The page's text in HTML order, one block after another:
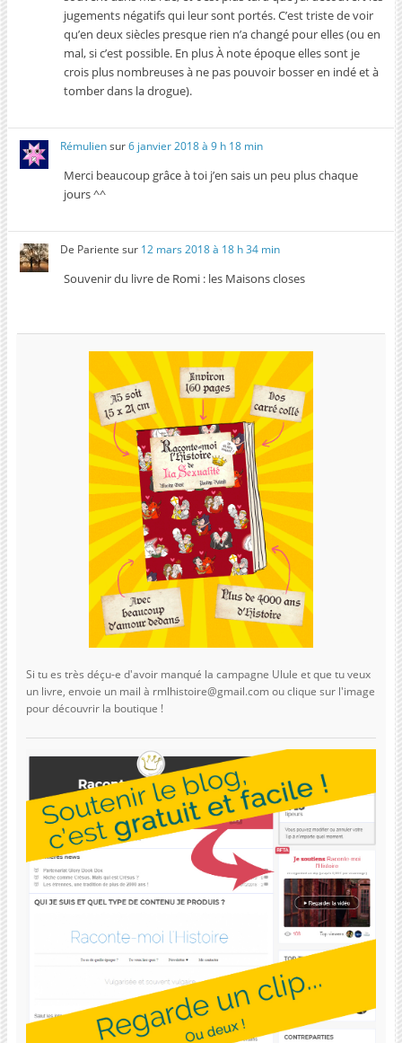
jugements négatifs qui leur sont portés. C’est triste de voir
qu’en deux siècles presque rien n’a changé pour elles (ou en
mal, si c’est possible. En plus À note époque elles sont je
crois plus nombreuses à ne pas pouvoir bosser en indé et à
tomber dans la drogue).
Rémuliensur6 janvier 2018 à 9 h 18 min
Merci beaucoup grâce à toi j’en sais un peu plus chaque
jours ^^
De Pariente sur 12 mars 2018 à 18 h 34 min
Souvenir du livre de Romi : les Maisons closes
Si tu es très déçu-e d'avoir manqué la campagne Ulule et que tu veux
un livre, envoie un mail à rmlhistoire@gmail.com ou clique sur l'image
pour découvrir la boutique !